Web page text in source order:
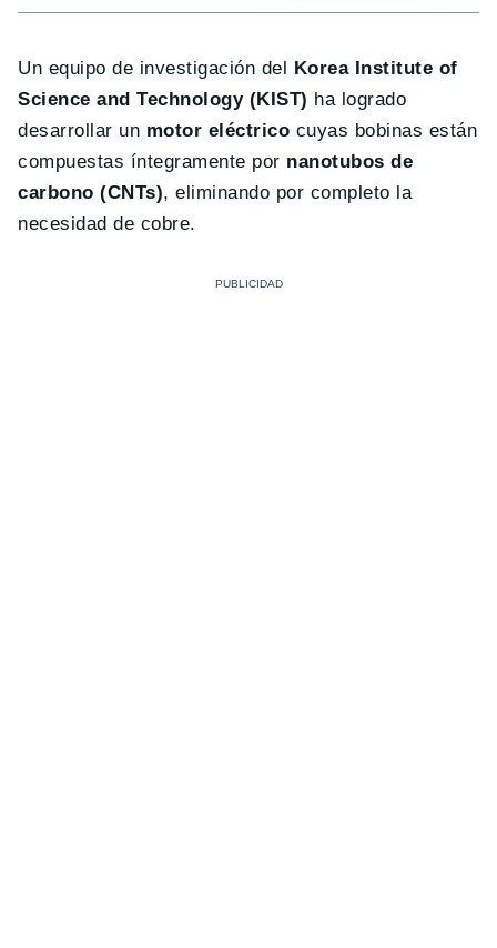
Un equipo de investigación del Korea Institute of
Science and Technology (KIST) ha logrado
desarrollar un motor eléctrico cuyas bobinas están
compuestas íntegramente por nanotubos de
carbono (CNTs), eliminando por completo la
necesidad de cobre.